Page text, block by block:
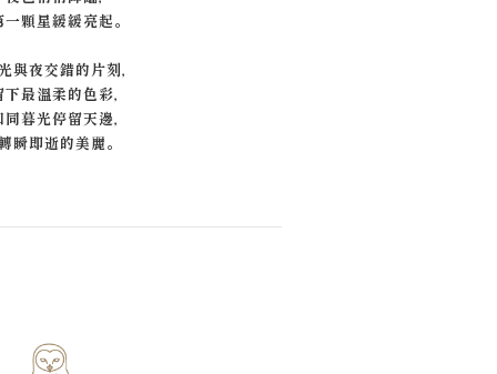
一顆星緩緩亮起。
與夜交錯的片刻，
下最溫柔的色彩，
同暮光停留天邊，
瞬即逝的美麗。